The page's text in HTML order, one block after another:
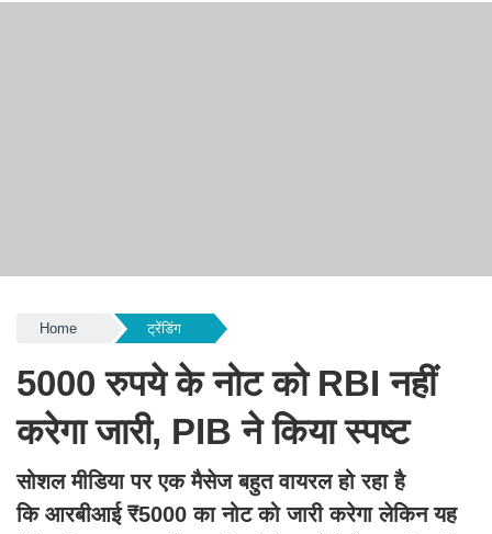
Home ट्रेंडिंग
5000 रुपये के नोट को RBI नहीं
करेगा जारी, PIB ने किया स्पष्ट
सोशल मीडिया पर एक मैसेज बहुत वायरल हो रहा है
कि आरबीआई ₹5000 का नोट को जारी करेगा लेकिन यह